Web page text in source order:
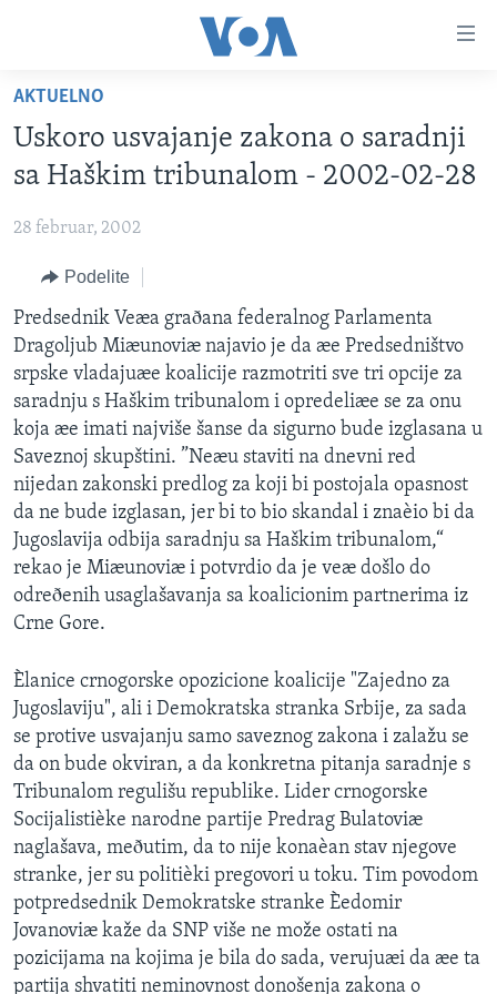
glavni
sadržaj
na
glavnu
pretragu
NASLOVNA
RUBRIKE
BALKAN
GLOBALNE TEME
EKONOMIJA
NAUKA I TEHNOLOGIJA
MEDICINA
KULTURA
DRUŠTVO
SPORT
INTERVJU
OTVORENI STUDIO
IZ AMERIKE
PRATITE NAS
Jezici
AKTUELNO
Uskoro usvajanje zakona o saradnji
sa Haškim tribunalom - 2002-02-28
28 februar, 2002
Podelite
Predsednik Veæa graðana federalnog Parlamenta
Dragoljub Miæunoviæ najavio je da æe Predsedništvo
srpske vladajuæe koalicije razmotriti sve tri opcije za
saradnju s Haškim tribunalom i opredeliæe se za onu
koja æe imati najviše šanse da sigurno bude izglasana u
Saveznoj skupštini. ”Neæu staviti na dnevni red
nijedan zakonski predlog za koji bi postojala opasnost
da ne bude izglasan, jer bi to bio skandal i znaèio bi da
Jugoslavija odbija saradnju sa Haškim tribunalom,“
rekao je Miæunoviæ i potvrdio da je veæ došlo do
odreðenih usaglašavanja sa koalicionim partnerima iz
Crne Gore.
Èlanice crnogorske opozicione koalicije "Zajedno za
Jugoslaviju", ali i Demokratska stranka Srbije, za sada
se protive usvajanju samo saveznog zakona i zalažu se
da on bude okviran, a da konkretna pitanja saradnje s
Tribunalom regulišu republike. Lider crnogorske
Socijalistièke narodne partije Predrag Bulatoviæ
naglašava, meðutim, da to nije konaèan stav njegove
stranke, jer su politièki pregovori u toku. Tim povodom
potpredsednik Demokratske stranke Èedomir
Jovanoviæ kaže da SNP više ne može ostati na
pozicijama na kojima je bila do sada, verujuæi da æe ta
partija shvatiti neminovnost donošenja zakona o